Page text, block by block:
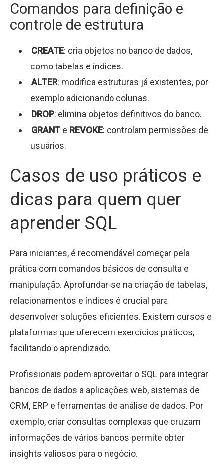
Comandos para definição e
controle de estrutura
CREATE: cria objetos no banco de dados,
como tabelas e índices.
ALTER: modifica estruturas já existentes, por
exemplo adicionando colunas.
DROP: elimina objetos definitivos do banco.
GRANT e REVOKE: controlam permissões de
usuários.
Casos de uso práticos e
dicas para quem quer
aprender SQL
Para iniciantes, é recomendável começar pela
prática com comandos básicos de consulta e
manipulação. Aprofundar-se na criação de tabelas,
relacionamentos e índices é crucial para
desenvolver soluções eficientes. Existem cursos e
plataformas que oferecem exercícios práticos,
facilitando o aprendizado.
Profissionais podem aproveitar o SQL para integrar
bancos de dados a aplicações web, sistemas de
CRM, ERP e ferramentas de análise de dados. Por
exemplo, criar consultas complexas que cruzam
informações de vários bancos permite obter
insights valiosos para o negócio.